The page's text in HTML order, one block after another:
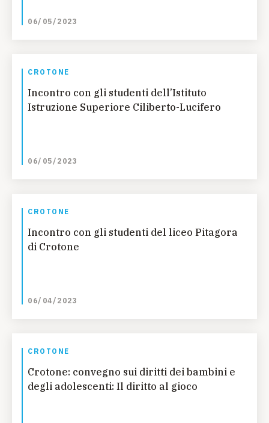
06/05/2023
CROTONE
Incontro con gli studenti dell’Istituto
Istruzione Superiore Ciliberto-Lucifero
06/05/2023
CROTONE
Incontro con gli studenti del liceo Pitagora
di Crotone
06/04/2023
CROTONE
Crotone: convegno sui diritti dei bambini e
degli adolescenti: Il diritto al gioco